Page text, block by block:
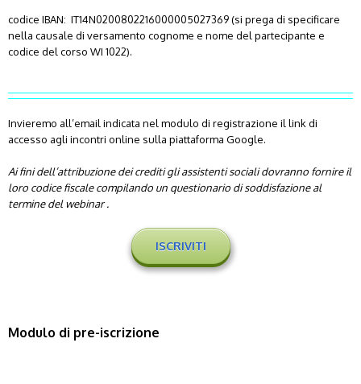
codice IBAN: IT14N0200802216000005027369 (si prega di specificare
nella causale di versamento cognome e nome del partecipante e
codice del corso WI 1022).
Invieremo all’email indicata nel modulo di registrazione il link di
accesso agli incontri online sulla piattaforma Google.
Ai fini dell’attribuzione dei crediti gli assistenti sociali dovranno fornire il
loro codice fiscale compilando un questionario di soddisfazione al
termine del webinar .
ISCRIVITI
Modulo di pre-iscrizione